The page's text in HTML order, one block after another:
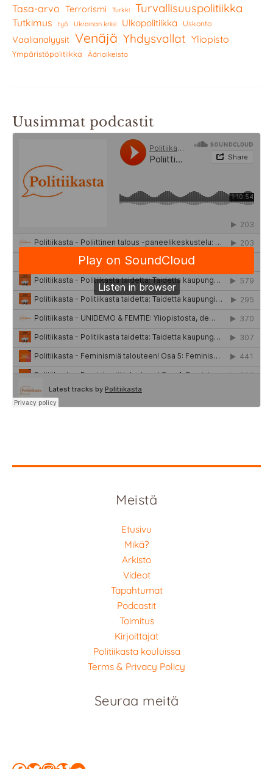
Tasa-arvo Terrorismi Turkki Turvallisuuspolitiikka
Tutkimus työ Ukrainan kriisi Ulkopolitiikka Uskonto
Vaalianalyysit Venäjä Yhdysvallat Yliopisto
Ympäristöpolitiikka Äärioikeisto
Uusimmat podcastit
Meistä
Etusivu
Mikä?
Arkisto
Videot
Tapahtumat
Podcastit
Toimitus
Kirjoittajat
Politiikasta kouluissa
Terms & Privacy Policy
Seuraa meitä